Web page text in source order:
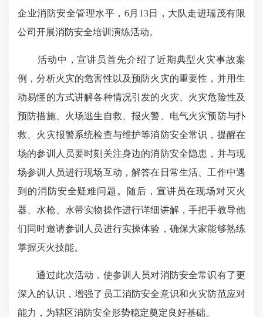
企业消防安全管理水平，6月13日，大队走进瑞茂有限
公司开展消防安全培训演练活动。
活动中，宣讲员首先介绍了近期典型火灾事故案
例，分析火灾的危害性以及预防火灾的重要性，并用生
动易懂的方式讲解各种情况引发的火灾、火灾危险性及
预防措施、火场逃生自救、报火警、电气火灾预防与扑
救、火灾报警系统检查与维护等消防安全常识，提醒在
场的参训人员要时刻关注身边的消防安全隐患，并与现
场参训人员进行现场互动，解答在日常生活、工作中遇
到的消防安全疑难问题。随后，宣讲员在现场对灭火
器、水枪、水带实物操作进行详细讲解，手把手教导他
们同时邀请参训人员进行实操体验，确保大家能够熟练
掌握灭火技能。
通过此次活动，使参训人员对消防安全常识有了更
深入的认识，增强了员工消防安全意识和火灾防范应对
能力，为辖区消防安全形势稳定奠定良好基础。